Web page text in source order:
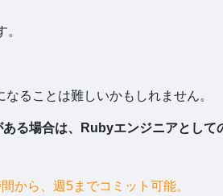
ることは難しいかもしれません。
る場合は、Rubyエンジニアとして
から、週5までコミット可能。